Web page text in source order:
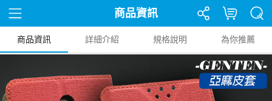
商品資訊
商品資訊 詳細介紹 規格說明 為你推薦